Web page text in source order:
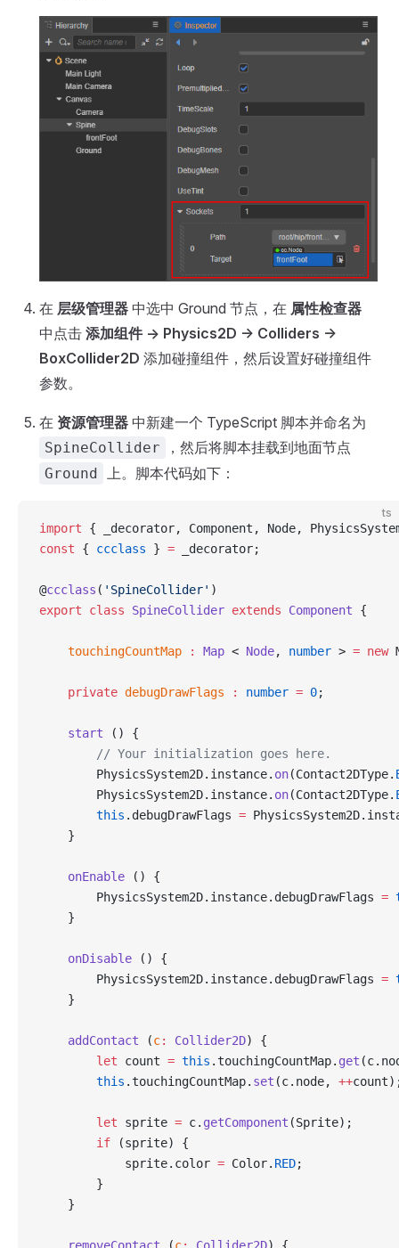
在 层级管理器 中选中 Ground 节点，在 属性检查器
中点击 添加组件 -> Physics2D -> Colliders ->
BoxCollider2D 添加碰撞组件，然后设置好碰撞组件
参数。
在 资源管理器 中新建一个 TypeScript 脚本并命名为
SpineCollider ，然后将脚本挂载到地面节点
Ground 上。脚本代码如下：
ts
import { _decorator, Component, Node,
const { ccclass } = _decorator;
@ccclass ( 'SpineCollider' )
export class SpineCollider extends Component {
    touchingCountMap
: Map < Node, number > = new
    private
debugDrawFlags : number = 0;
    start
() {
        // Your initialization goes here.
        PhysicsSystem2D.instance.
on(Contact2DType.
        PhysicsSystem2D.instance.
on(Contact2DType.
        this
.debugDrawFlags =
    }
    onEnable
() {
        PhysicsSystem2D.instance.debugDrawFlags
=
    }
    onDisable
() {
        PhysicsSystem2D.instance.debugDrawFlags
=
    }
    addContact
(c: Collider2D) {
        let
count = this .touchingCountMap. get
        this
.touchingCountMap. set (c.node, ++
        let
sprite = c. getComponent (Sprite);
        if
(sprite) {
            sprite.color
= Color. RED;
        }
    }